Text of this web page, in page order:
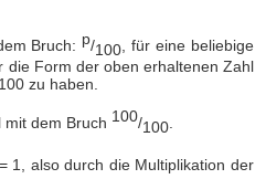
Bruch: p/100 , für eine beliebige
die Form der oben erhaltenen Zahl
zu haben.
mit dem Bruch 100/100
= 1, also durch die Multiplikation der